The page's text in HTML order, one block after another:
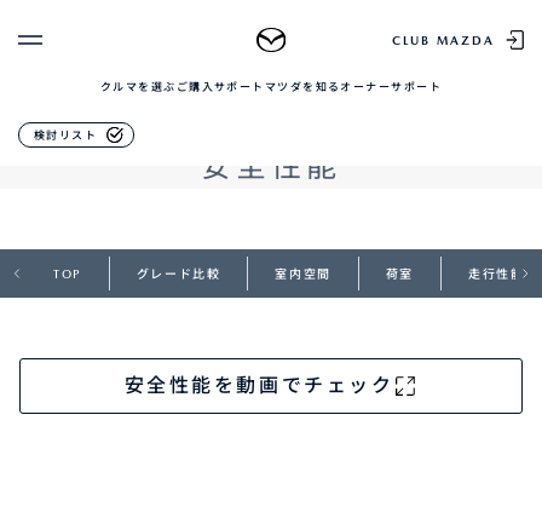
CLUB MAZDA
クルマを選ぶ ご購入サポート マツダを知る オーナーサポート
検討リスト
ご購入サポート
カンタン見積り
販売店検索
ログイン
CLUB MAZDAとは
登録情報の変更
お知らせ配信の登録・解除
MAZDA CX-5
安全性能
TOP グレード比較 室内空間 荷室 走行性能
安全性能を動画でチェック